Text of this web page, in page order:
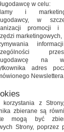
w celu:
i
w
promocji i
marketingowych,
na
adres
korzystania z
zbierane są
mogą być
Strony, poprzez